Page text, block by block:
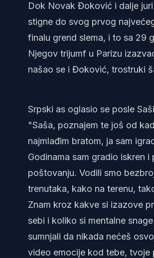
Dok Novak Đoković i dalje
stigne do svog prvog
finalu grend slema, i to sa 29
Njegov trijumf u Parizu
našao se i Đoković, trostruki
Srpski as oglasio se posle
"Saša, poznajem te još od
najmlađim bratom, ja sam
Godinama sam gradio iskren
poštovanju. Vodili smo
trenutaka, kako na terenu,
Znam kroz kakve si izazove
sebi i koliko si mentalne
sumnjali da nikada nećeš
video emocije kod tebe, tvoje